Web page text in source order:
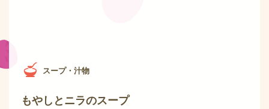
スープ・汁物
もやしとニラのスープ